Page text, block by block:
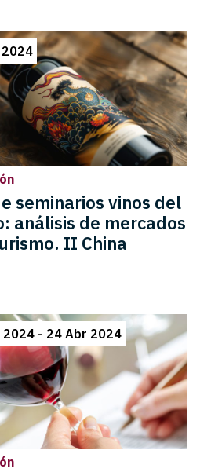
seminarios vinos del
análisis de mercados
II China
2024 - 24 Abr 2024